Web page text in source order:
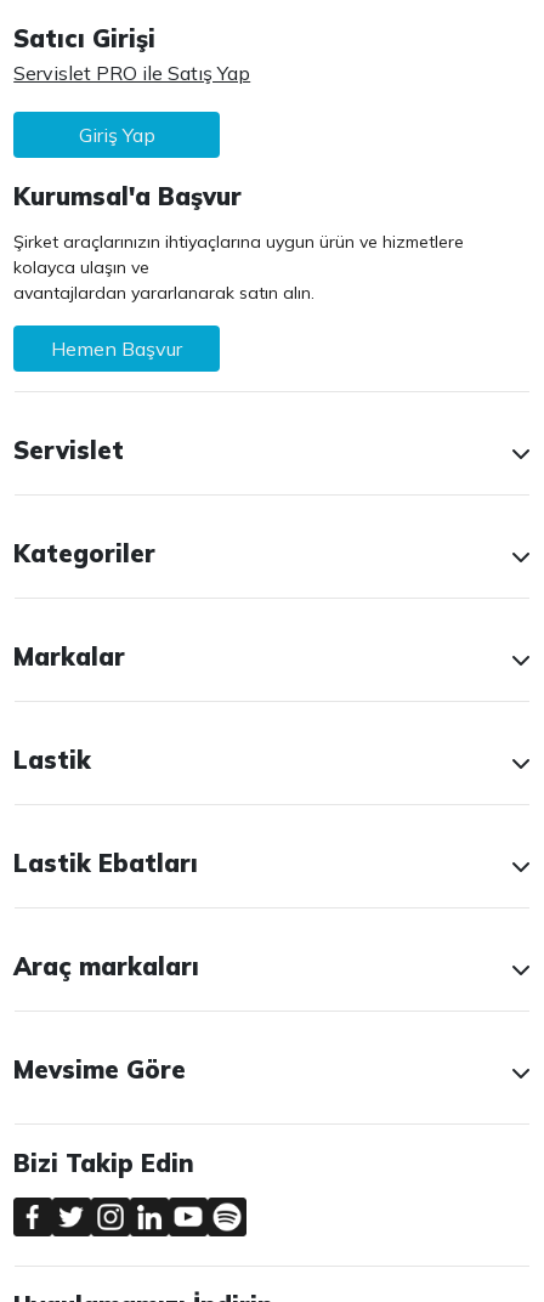
Satıcı Girişi
Servislet PRO ile Satış Yap
Giriş Yap
Kurumsal'a Başvur
Şirket araçlarınızın ihtiyaçlarına uygun ürün ve hizmetlere
kolayca ulaşın ve
avantajlardan yararlanarak satın alın.
Hemen Başvur
Servislet
Kategoriler
Markalar
Lastik
Lastik Ebatları
Araç markaları
Mevsime Göre
Bizi Takip Edin